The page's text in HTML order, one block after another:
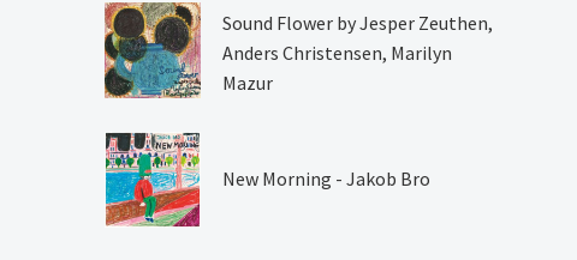
Sound Flower by Jesper Zeuthen,
Anders Christensen, Marilyn
Mazur
New Morning - Jakob Bro